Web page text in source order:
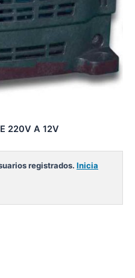
220V A 12V
registrados. Inicia